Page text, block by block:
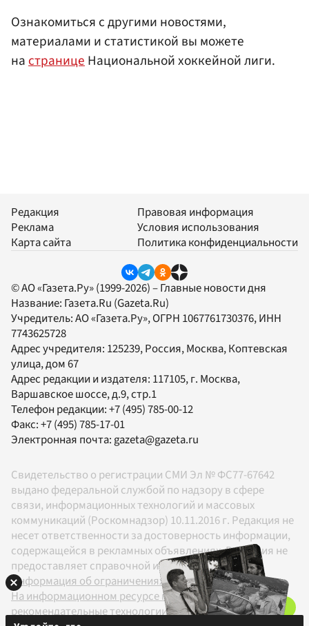
Ознакомиться с другими новостями,
материалами и статистикой вы можете
настраницеНациональной хоккейной лиги.
Редакция
Реклама
Карта сайта
Правовая информация
Условия использования
Политика конфиденциальности
© АО «Газета.Ру» (1999-2026) – Главные новости дня
Название: Газета.Ru (Gazeta.Ru)
Учредитель:АО «Газета.Ру», ОГРН 1067761730376, ИНН
7743625728
Адрес учредителя: 125239, Россия, Москва, Коптевская
улица, дом 67
Адрес редакции и издателя: 117105, г. Москва,
Варшавское шоссе, д.9, стр.1
Телефон редакции:+7 (495) 785-00-12
Факс:+7 (495) 785-17-01
Электронная почта:gazeta@gazeta.ru
Свидетельство о регистрации СМИ Эл № ФС77-67642
выдано федеральной службой по надзору в сфере
связи, информационных технологий и массовых
коммуникаций (Роскомнадзор) 10.11.2016 г. Редакция не
несет ответственности за достоверность информации,
содержащейся в рекламных объявлениях. Редакция не
предоставляет справочной информации.
Информация об ограничениях
На информационном ресурсе применяются
рекомендательные технологии в соответствии с